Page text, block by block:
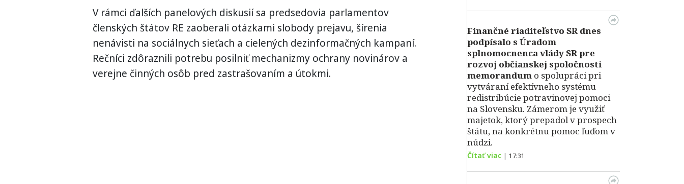
V rámci ďalších panelových diskusií sa predsedovia parlamentov
členských štátov RE zaoberali otázkami slobody prejavu, šírenia
nenávisti na sociálnych sieťach a cielených dezinformačných kampaní.
Rečníci zdôraznili potrebu posilniť mechanizmy ochrany novinárov a
verejne činných osôb pred zastrašovaním a útokmi.
Finančné riaditeľstvo SR dnes
podpísalo s Úradom
splnomocnenca vlády SR pre
rozvoj občianskej spoločnosti
memorandum o spolupráci pri
vytváraní efektívneho systému
redistribúcie potravinovej pomoci
na Slovensku. Zámerom je využiť
majetok, ktorý prepadol v prospech
štátu, na konkrétnu pomoc ľuďom v
núdzi.
Čítať viac | 17:31